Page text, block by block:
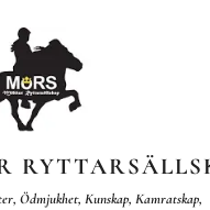
Ödmjukhet, Kunskap, Kamratskap,